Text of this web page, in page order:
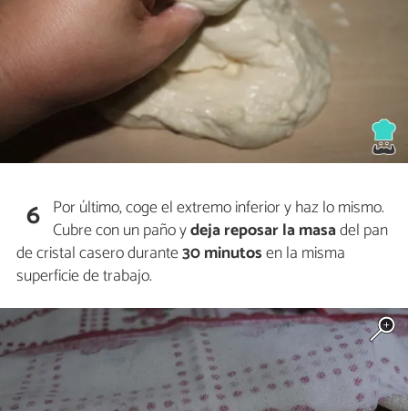
6 Por último, coge el extremo inferior y haz lo mismo.
Cubre con un paño ydeja reposar la masadel pan
de cristal casero durante30 minutosen la misma
superficie de trabajo.